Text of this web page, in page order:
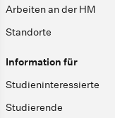
Arbeiten an der HM
Standorte
Information für
Studieninteressierte
Studierende